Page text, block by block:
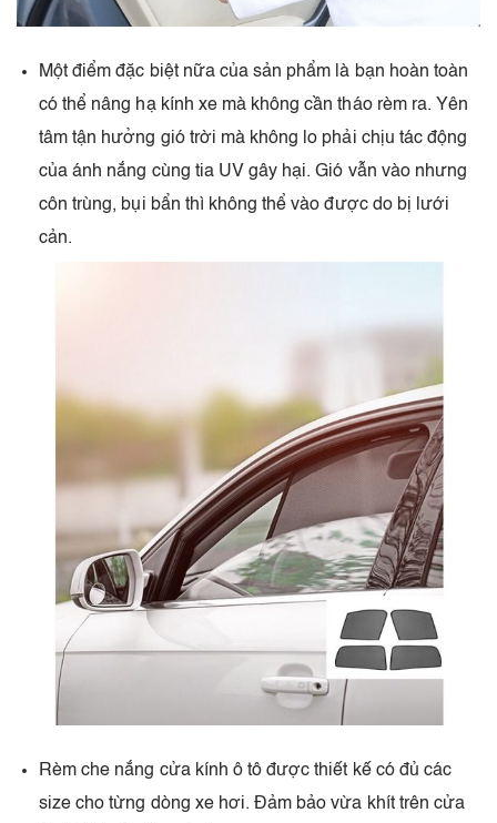
Một điểm đặc biệt nữa của sản phẩm là bạn hoàn toàn
có thể nâng hạ kính xe mà không cần tháo rèm ra. Yên
tâm tận hưởng gió trời mà không lo phải chịu tác động
của ánh nắng cùng tia UV gây hại. Gió vẫn vào nhưng
côn trùng, bụi bẩn thì không thể vào được do bị lưới
cản.
Rèm che nắng cửa kính ô tô được thiết kế có đủ các
size cho từng dòng xe hơi. Đảm bảo vừa khít trên cửa